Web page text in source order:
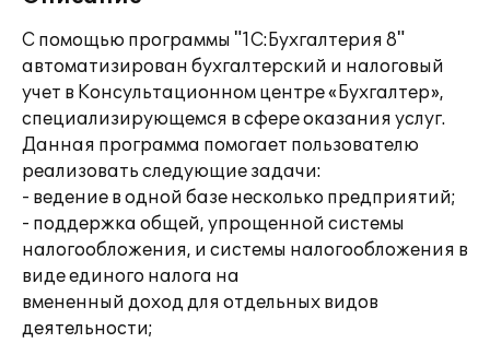
С помощью программы "1С:Бухгалтерия 8"
автоматизирован бухгалтерский и налоговый
учет в Консультационном центре «Бухгалтер»,
специализирующемся в сфере оказания услуг.
Данная программа помогает пользователю
реализовать следующие задачи:
- ведение в одной базе несколько предприятий;
- поддержка общей, упрощенной системы
налогообложения, и системы налогообложения в
виде единого налога на
вмененный доход для отдельных видов
деятельности;